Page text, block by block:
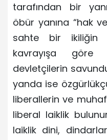
tarafından bir
öbür yanına “hak
sahte bir ikiliğin
kavrayışa
devletçilerin
yanda ise
liberallerin ve
liberal laiklik
laiklik dini,